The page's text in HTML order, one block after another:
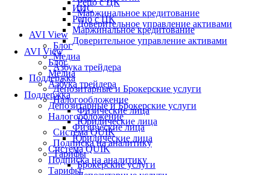
ИИС
Репо с ЦК
Маржинальное кредитование
Доверительное управление активами
AVI View
Блог
Медиа
Азбука трейдера
Поддержка
Депозитарные и Брокерские услуги
Налогообложение
Физические лица
Юридические лица
Система QUIK
Подписка на аналитику
Тарифы
Репо с ЦК
Маржинальное кредитование
Доверительное управление активами
AVI View
Блог
Медиа
Азбука трейдера
Поддержка
Депозитарные и Брокерские услуги
Налогообложение
Физические лица
Юридические лица
Система QUIK
Подписка на аналитику
Тарифы
Брокерские услуги